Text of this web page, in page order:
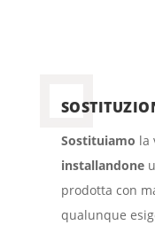
Sostituiamo la
installandone
prodotta con
qualunque